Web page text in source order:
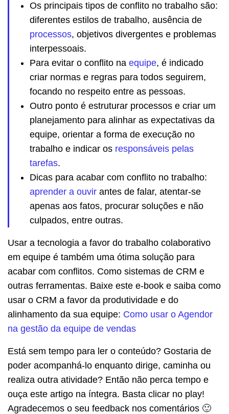
Os principais tipos de conflito no trabalho são:
diferentes estilos de trabalho, ausência de
processos, objetivos divergentes e problemas
interpessoais.
Para evitar o conflito na equipe, é indicado
criar normas e regras para todos seguirem,
focando no respeito entre as pessoas.
Outro ponto é estruturar processos e criar um
planejamento para alinhar as expectativas da
equipe, orientar a forma de execução no
trabalho e indicar os responsáveis pelas
tarefas.
Dicas para acabar com conflito no trabalho:
aprender a ouvir antes de falar, atentar-se
apenas aos fatos, procurar soluções e não
culpados, entre outras.
Usar a tecnologia a favor do trabalho colaborativo
em equipe é também uma ótima solução para
acabar com conflitos. Como sistemas de CRM e
outras ferramentas. Baixe este e-book e saiba como
usar o CRM a favor da produtividade e do
alinhamento da sua equipe: Como usar o Agendor
na gestão da equipe de vendas
Está sem tempo para ler o conteúdo? Gostaria de
poder acompanhá-lo enquanto dirige, caminha ou
realiza outra atividade? Então não perca tempo e
ouça este artigo na íntegra. Basta clicar no play!
Agradecemos o seu feedback nos comentários 🙂